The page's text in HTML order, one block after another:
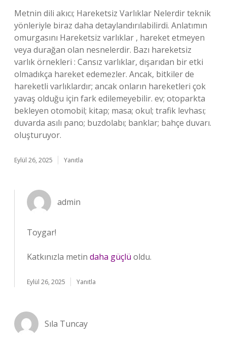
Metnin dili akıcı; Hareketsiz Varlıklar Nelerdir teknik
yönleriyle biraz daha detaylandırılabilirdi. Anlatımın
omurgasını Hareketsiz varlıklar , hareket etmeyen
veya durağan olan nesnelerdir. Bazı hareketsiz
varlık örnekleri : Cansız varlıklar, dışarıdan bir etki
olmadıkça hareket edemezler. Ancak, bitkiler de
hareketli varlıklardır; ancak onların hareketleri çok
yavaş olduğu için fark edilemeyebilir. ev; otoparkta
bekleyen otomobil; kitap; masa; okul; trafik levhası;
duvarda asılı pano; buzdolabı; banklar; bahçe duvarı.
oluşturuyor.
Eylül 26, 2025 Yanıtla
admin
Toygar!
Katkınızla metin daha güçlü oldu.
Eylül 26, 2025 Yanıtla
Sıla Tuncay